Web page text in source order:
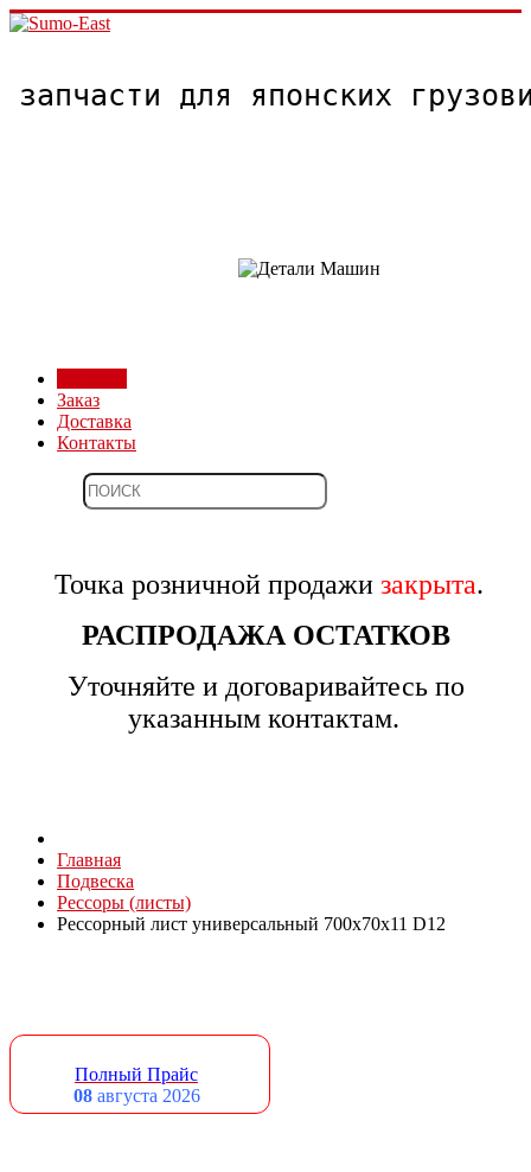
запчасти для японских
Заказ
Доставка
Контакты
Точка розничной продажи закрыта.
РАСПРОДАЖА ОСТАТКОВ
Уточняйте и договаривайтесь по
указанным контактам.
Главная
Подвеска
Рессоры (листы)
Рессорный лист универсальный 700x70x11 D12
Полный Прайс
08августа 2026